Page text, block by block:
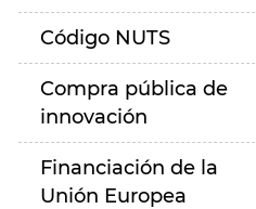
Código NUTS
Compra pública de
innovación
Financiación de la
Unión Europea